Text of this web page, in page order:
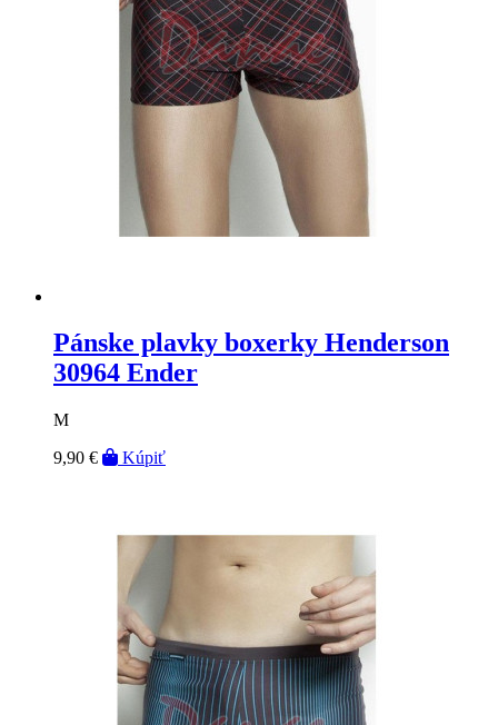
Pánske plavky boxerky Henderson
30964 Ender
M
9,90 €
Kúpiť